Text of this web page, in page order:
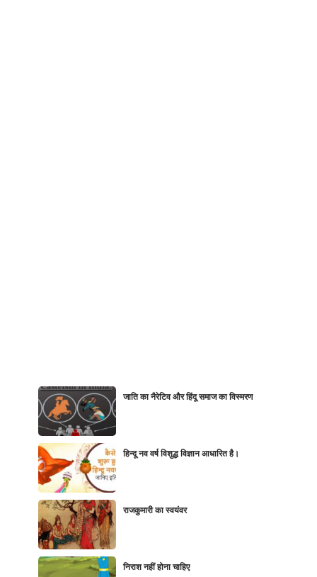
जाति का नैरेटिव और हिंदू समाज का विस्मरण
हिन्दू नव वर्ष विशुद्ध विज्ञान आधारित है।
राजकुमारी का स्वयंवर
निराश नहीं होना चाहिए